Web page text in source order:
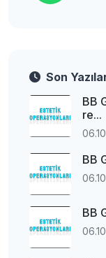
Son
BB
re...
BB
BB